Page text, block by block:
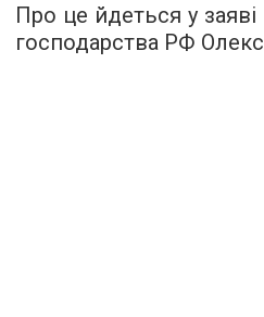
Про це йдеться у заяві
господарства РФ